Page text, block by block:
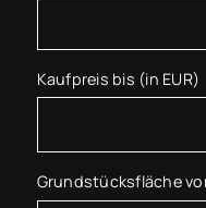
Kaufpreis bis (in EUR)
Grundstücksfläche